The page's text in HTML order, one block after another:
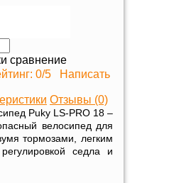
сравнение
0/5
Написать
Отзывы (0)
Puky LS-PRO 18 –
велосипед для
тормозами, легким
седла и